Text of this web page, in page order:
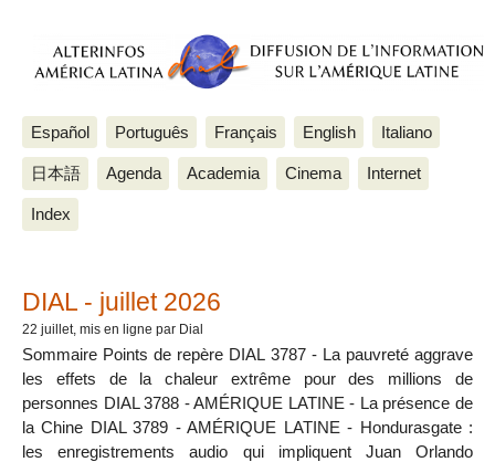
Español Português Français English Italiano
日本語 Agenda Academia Cinema Internet
Index
Los artículos más recientes
DIAL - juillet 2026
22 juillet, mis en ligne par Dial
Sommaire Points de repère DIAL 3787 - La pauvreté aggrave
les effets de la chaleur extrême pour des millions de
personnes DIAL 3788 - AMÉRIQUE LATINE - La présence de
la Chine DIAL 3789 - AMÉRIQUE LATINE - Hondurasgate :
les enregistrements audio qui impliquent Juan Orlando